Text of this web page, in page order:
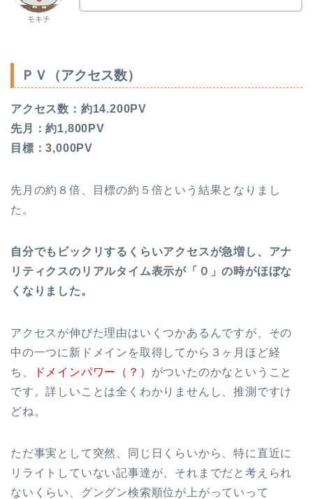
モキチ
ＰＶ（アクセス数）
アクセス数：約14.200PV
先月：約1,800PV
目標：3,000PV
先月の約８倍、目標の約５倍という結果となりまし
た。
自分でもビックリするくらいアクセスが急増し、アナ
リティクスのリアルタイム表示が「０」の時がほぼな
くなりました。
アクセスが伸びた理由はいくつかあるんですが、その
中の一つに新ドメインを取得してから３ヶ月ほど経
ち、
ドメインパワー（？） がついたのかなということ
です。詳しいことは全くわかりませんし、推測ですけ
どね。
ただ事実として突然、同じ日くらいから、特に直近に
リライトしていない記事達が、それまでだと考えられ
ないくらい、グングン検索順位が上がっていって